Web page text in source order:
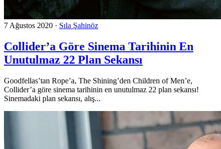
7 Ağustos 2020 · Sıla Şahinöz
Collider’a Göre Sinema Tarihinin En
Unutulmaz 22 Plan Sekansı
Goodfellas’tan Rope’a, The Shining’den Children of Men’e,
Collider’a göre sinema tarihinin en unutulmaz 22 plan sekansı!
Sinemadaki plan sekansı, alış...